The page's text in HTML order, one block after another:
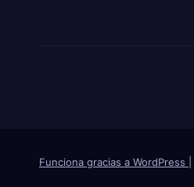
Funciona gracias a WordPress